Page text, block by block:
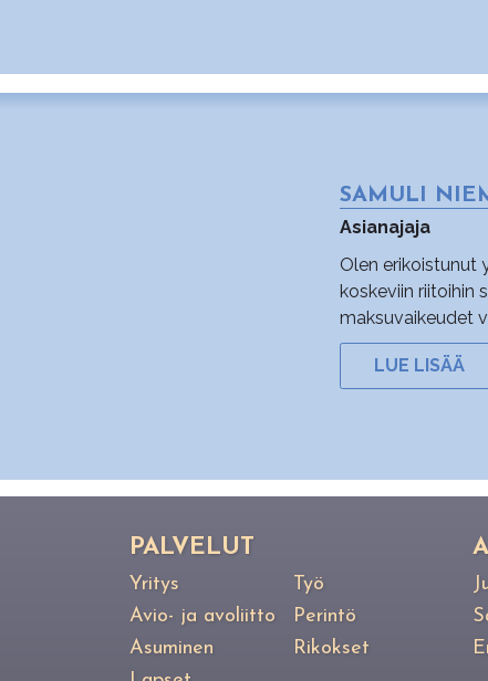
SAMULI
Asianajaja
Olen erikoistunut
koskeviin riitoihin
maksuvaikeudet
LUE LISÄÄ
PAL­VE­LUT
Yritys
Avio- ja avoliitto
Asuminen
Työ
Perintö
Rikokset